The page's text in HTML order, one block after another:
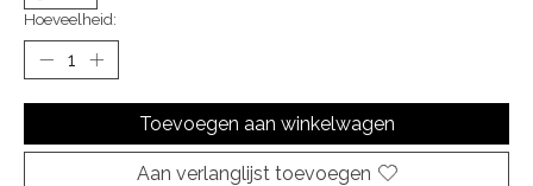
Hoeveelheid:
Toevoegen aan winkelwagen
Aan verlanglijst toevoegen